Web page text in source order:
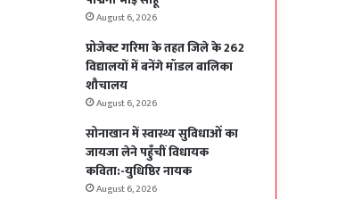
August 6, 2026
प्रोजेक्ट गरिमा के तहत जिले के 262
विद्यालयों में बनेंगे मॉडल बालिका
शौचालय
August 6, 2026
सोनाखान में स्वास्थ्य सुविधाओं का
जायजा लेने पहुँचीं विधायक
कविता:-युधिष्ठिर नायक
August 6, 2026